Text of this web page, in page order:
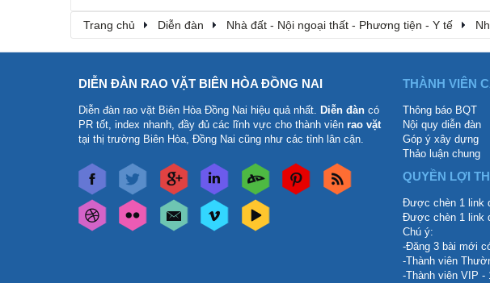
Trang chủ Diễn đàn Nhà đất - Nội ngoại thất - Phương tiện - Y tế
DIỄN ĐÀN RAO VẶT BIÊN HÒA ĐỒNG NAI
Diễn đàn rao vặt Biên Hòa Đồng Nai hiệu quả nhất. Diễn đàn có
PR tốt, index nhanh, đầy đủ các lĩnh vực cho thành viên rao vặt
tại thị trường Biên Hòa, Đồng Nai cũng như các tỉnh lân cận.
THÀNH VIÊN
Thông báo BQT
Nội quy diễn đàn
Góp ý xây dựng
Thảo luận chung
QUYỀN LỢI
Được chèn 1 link
Được chèn 1 link
Chú ý:
-Đăng 3 bài mới
-Thành viên
-Thành viên VIP -